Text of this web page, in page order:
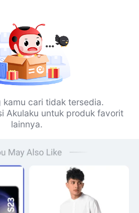
kamu cari tidak tersedia.
Akulaku untuk produk favorit
lainnya.